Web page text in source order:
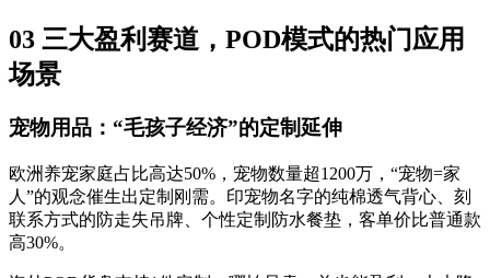
03 三大盈利赛道，POD模式的热门应用
场景
宠物用品：“毛孩子经济”的定制延伸
欧洲养宠家庭占比高达50%，宠物数量超1200万，“宠物=家
人”的观念催生出定制刚需。印宠物名字的纯棉透气背心、刻
联系方式的防走失吊牌、个性定制防水餐垫，客单价比普通款
高30%。